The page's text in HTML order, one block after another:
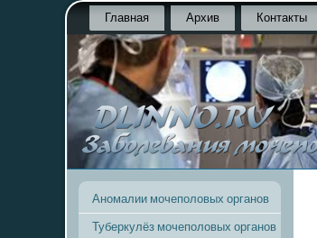
Главная Архив Контакты
Аномалии мочеполовых органов
Туберкулёз мочеполовых органов